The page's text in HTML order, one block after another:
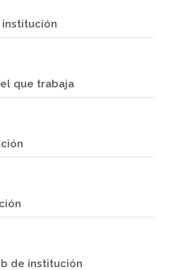
que trabaja
de institución